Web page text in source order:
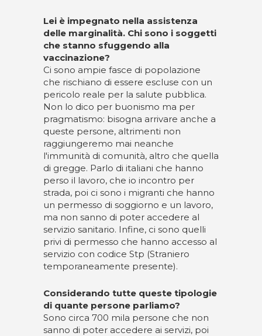
Lei è impegnato nella assistenza
delle marginalità. Chi sono i soggetti
che stanno sfuggendo alla
vaccinazione?
Ci sono ampie fasce di popolazione
che rischiano di essere escluse con un
pericolo reale per la salute pubblica.
Non lo dico per buonismo ma per
pragmatismo: bisogna arrivare anche a
queste persone, altrimenti non
raggiungeremo mai neanche
l'immunità di comunità, altro che quella
di gregge. Parlo di italiani che hanno
perso il lavoro, che io incontro per
strada, poi ci sono i migranti che hanno
un permesso di soggiorno e un lavoro,
ma non sanno di poter accedere al
servizio sanitario. Infine, ci sono quelli
privi di permesso che hanno accesso al
servizio con codice Stp (Straniero
temporaneamente presente).
Considerando tutte queste tipologie
di quante persone parliamo?
Sono circa 700 mila persone che non
sanno di poter accedere ai servizi, poi